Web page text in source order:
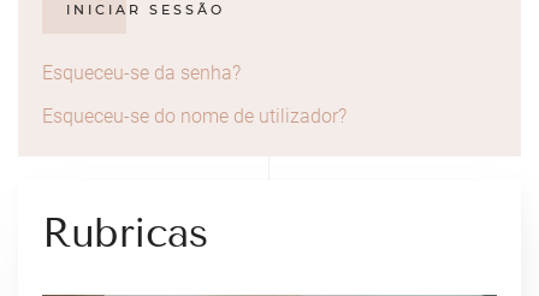
INICIAR SESSÃO
Esqueceu-se da senha?
Esqueceu-se do nome de utilizador?
Rubricas